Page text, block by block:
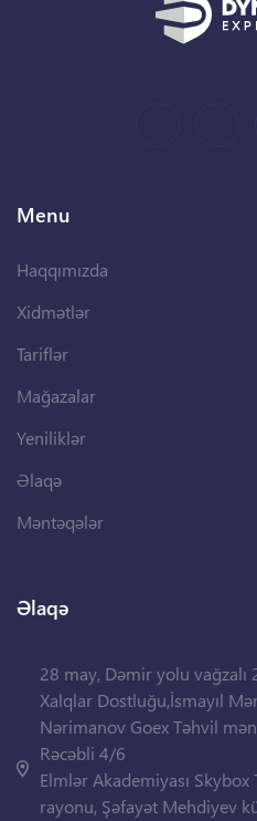
Menu
Haqqımızda
Xidmətlər
Tariflər
Mağazalar
Yeniliklər
Əlaqə
Məntəqələr
Əlaqə
28 may, Dəmir yolu
Xalqlar Dostluğu,İsmayıl
Nərimanov Goex Təhvil
Rəcəbli 4/6
Elmlər Akademiyası
rayonu, Şəfayət Mehdiyev